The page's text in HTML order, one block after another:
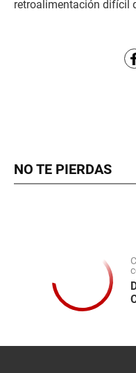
retroalimentación difícil
NO TE PIERDAS